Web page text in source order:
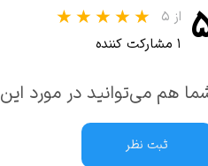
از ۵
۱ مشارکت کننده
هم می‌توانید در مورد
ثبت نظر